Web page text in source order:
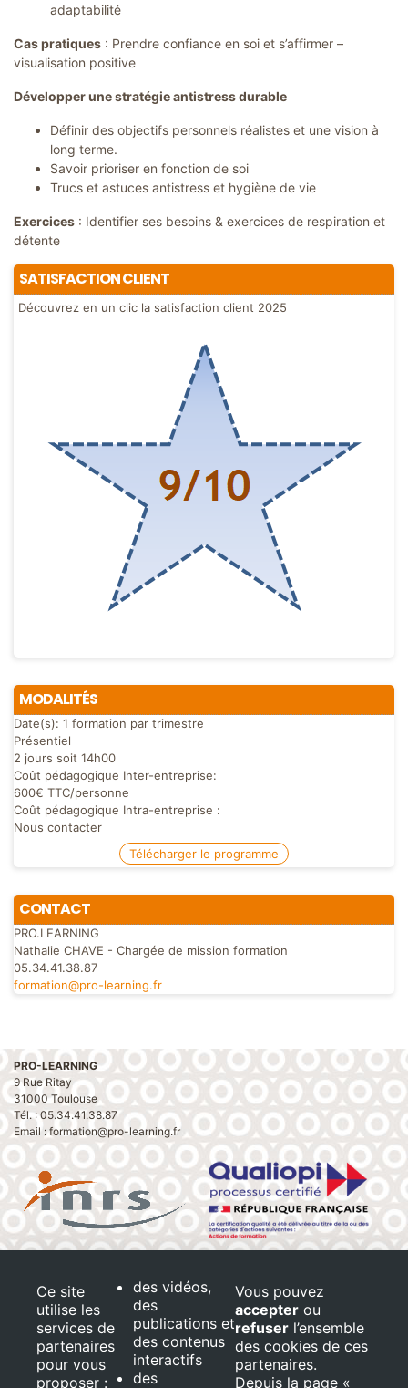
adaptabilité
Cas pratiques : Prendre confiance en soi et s’affirmer –
visualisation positive
Développer une stratégie antistress durable
Définir des objectifs personnels réalistes et une vision à
long terme.
Savoir prioriser en fonction de soi
Trucs et astuces antistress et hygiène de vie
Exercices : Identifier ses besoins & exercices de respiration et
détente
SATISFACTION CLIENT
Découvrez en un clic la satisfaction client 2025
MODALITÉS
Date(s): 1 formation par trimestre
Présentiel
2 jours soit 14h00
Coût pédagogique Inter-entreprise:
600€ TTC/personne
Coût pédagogique Intra-entreprise :
Nous contacter
Télécharger le programme
CONTACT
PRO.LEARNING
Nathalie CHAVE - Chargée de mission formation
05.34.41.38.87
formation@pro-learning.fr
PRO-LEARNING
9 Rue Ritay
31000 Toulouse
Tél. : 05.34.41.38.87
Email : formation@pro-learning.fr
Les Tables de la Fontaine notre partenaire
Restauration :En savoir plus
Salle de formation : En savoir plus
Ce site
utilise les
services de
partenaires
pour vous
proposer :
des vidéos,
des
publications et
des contenus
interactifs
des
Vous pouvez
accepter ou
refuser l’ensemble
des cookies de ces
partenaires.
Depuis la page «